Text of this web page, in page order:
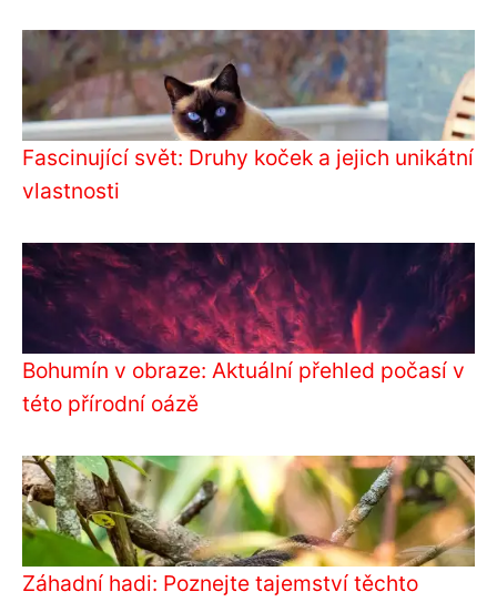
Fascinující svět: Druhy koček a jejich unikátní
vlastnosti
Bohumín v obraze: Aktuální přehled počasí v
této přírodní oázě
Záhadní hadi: Poznejte tajemství těchto